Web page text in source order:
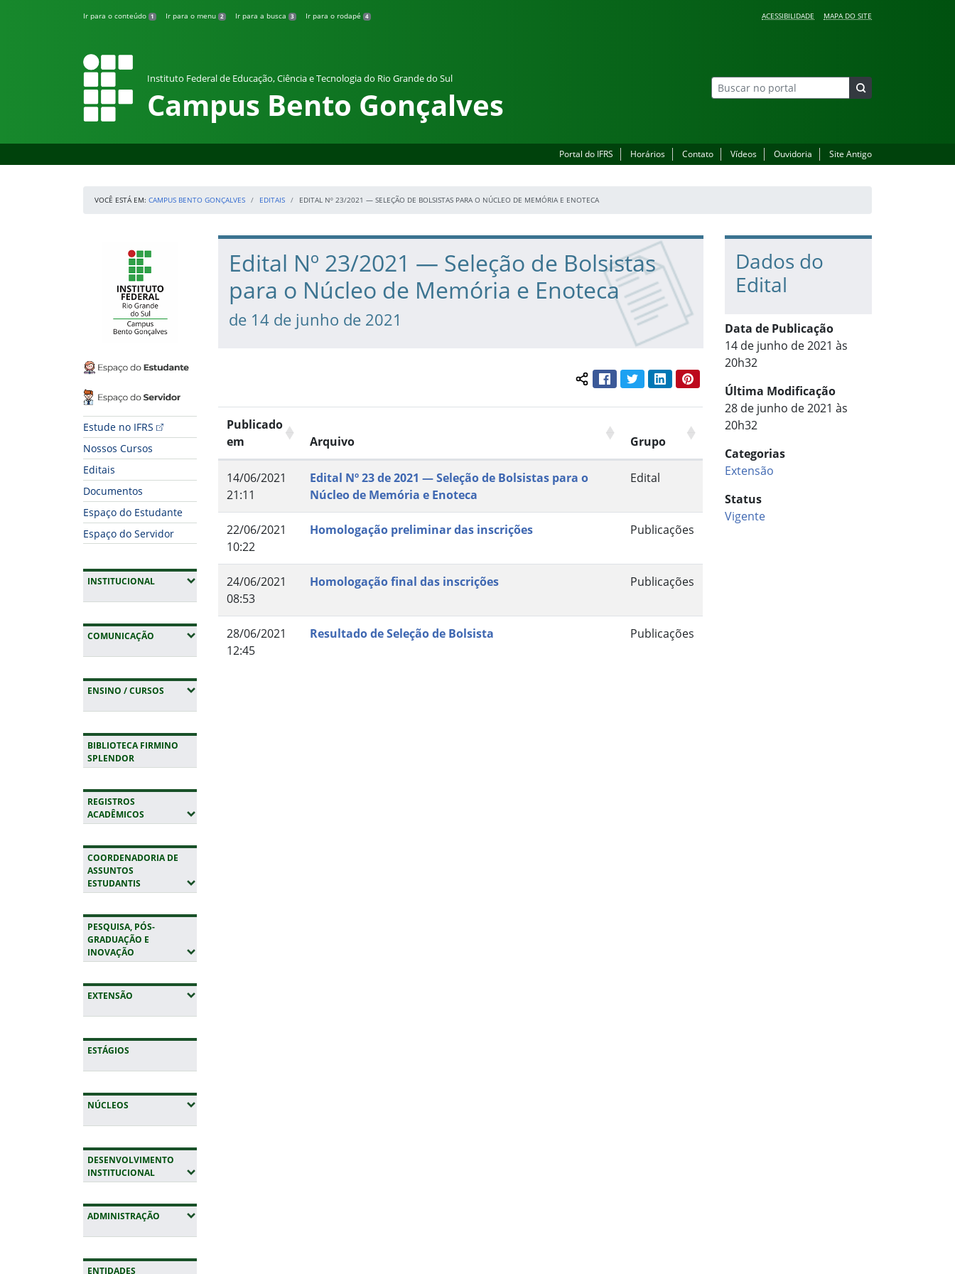
Ir para o conteúdo 1 Ir para o menu 2 Ir para a busca 3 Ir para o rodapé 4 ACESSIBILIDADE MAPA DO SITE
Instituto Federal de Educação, Ciência e Tecnologia do Rio Grande do Sul
Campus Bento Gonçalves
Portal do IFRS Horários Contato Vídeos Ouvidoria Site Antigo
VOCÊ ESTÁ EM: CAMPUS BENTO GONÇALVES EDITAIS EDITAL Nº 23/2021 — SELEÇÃO DE BOLSISTAS PARA O NÚCLEO DE MEMÓRIA E ENOTECA
Espaço do Estudante
Espaço do Servidor
Estude no IFRS
Nossos Cursos
Editais
Documentos
Espaço do Estudante
Espaço do Servidor
INSTITUCIONAL(EXPANDIR SUBMENUS)
COMUNICAÇÃO (EXPANDIR SUBMENUS)
ENSINO / CURSOS (EXPANDIR SUBMENUS)
BIBLIOTECA FIRMINO
SPLENDOR
REGISTROS
ACADÊMICOS (EXPANDIR SUBMENUS)
COORDENADORIA DE
ASSUNTOS
ESTUDANTIS (EXPANDIR SUBMENUS)
PESQUISA, PÓS-
GRADUAÇÃO E
INOVAÇÃO (EXPANDIR SUBMENUS)
EXTENSÃO (EXPANDIR SUBMENUS)
ESTÁGIOS
NÚCLEOS (EXPANDIR SUBMENUS)
DESENVOLVIMENTO
INSTITUCIONAL(EXPANDIR SUBMENUS)
ADMINISTRAÇÃO (EXPANDIR SUBMENUS)
ENTIDADES
Início do conteúdo
Edital Nº 23/2021 — Seleção de Bolsistas
para o Núcleo de Memória e Enoteca
de 14 de junho de 2021
Compartilhar conteúdo:
FacebookTwitterLinkedInPinterest
Publicado
em
Arquivo Grupo
14/06/2021
21:11
Edital Nº 23 de 2021 — Seleção de Bolsistas para o
Núcleo de Memória e Enoteca
Edital
22/06/2021
10:22
Homologação preliminar das inscrições Publicações
24/06/2021
08:53
Homologação final das inscrições Publicações
28/06/2021
12:45
Resultado de Seleção de Bolsista Publicações
Dados do
Edital
Data de Publicação
14 de junho de 2021 às
20h32
Última Modificação
28 de junho de 2021 às
20h32
Categorias
Extensão
Status
Vigente